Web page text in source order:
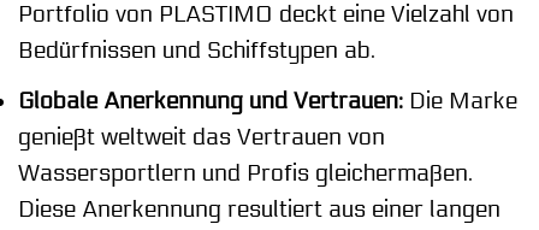
Portfolio von PLASTIMO deckt eine Vielzahl von
Bedürfnissen und Schiffstypen ab.
Globale Anerkennung und Vertrauen: Die Marke
genießt weltweit das Vertrauen von
Wassersportlern und Profis gleichermaßen.
Diese Anerkennung resultiert aus einer langen